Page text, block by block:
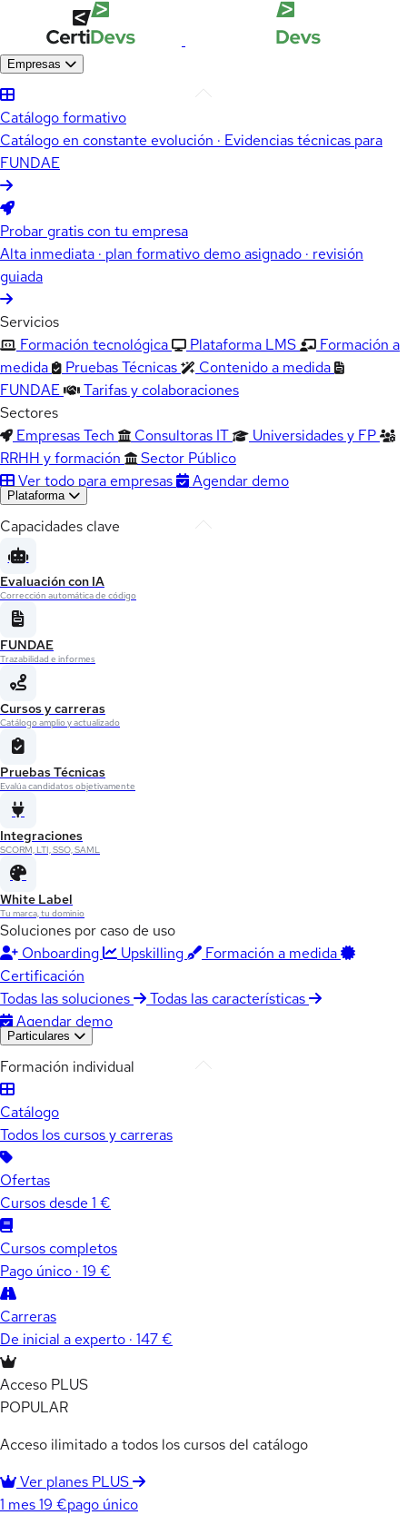
Empresas
Catálogo formativo
Catálogo en constante evolución · Evidencias técnicas para
FUNDAE
Probar gratis con tu empresa
Alta inmediata · plan formativo demo asignado · revisión
guiada
Servicios
Formación tecnológica
Plataforma LMS
Formación a
medida
Pruebas Técnicas
Contenido a medida
FUNDAE
Tarifas y colaboraciones
Sectores
Empresas Tech
Consultoras IT
Universidades y FP
RRHH y formación
Sector Público
Ver todo para empresas
Agendar demo
Plataforma
Capacidades clave
Evaluación con IA
Corrección automática de código
FUNDAE
Trazabilidad e informes
Cursos y carreras
Catálogo amplio y actualizado
Pruebas Técnicas
Evalúa candidatos objetivamente
Integraciones
SCORM, LTI, SSO, SAML
White Label
Tu marca, tu dominio
Soluciones por caso de uso
Onboarding
Upskilling
Formación a medida
Certificación
Todas las soluciones
Todas las características
Agendar demo
Particulares
Formación individual
Catálogo
Todos los cursos y carreras
Ofertas
Cursos desde 1 €
Cursos completos
Pago único · 19 €
Carreras
De inicial a experto · 147 €
Acceso PLUS
POPULAR
Acceso ilimitado a todos los cursos del catálogo
Ver planes PLUS
1 mes19 €pago único